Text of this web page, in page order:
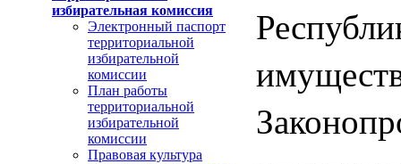
избирательная комиссия
Электронный паспорт
территориальной
избирательной
комиссии
План работы
территориальной
избирательной
комиссии
Правовая культура